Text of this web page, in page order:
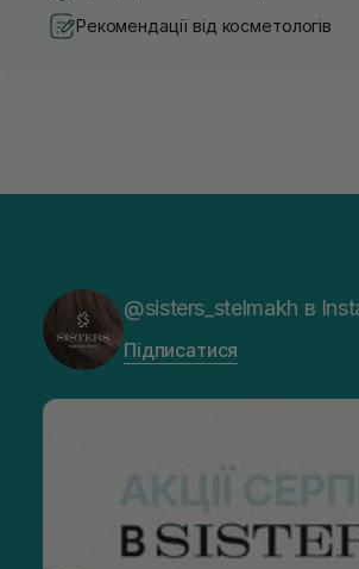
Рекомендації від косметологів
@sisters_stelmakh в
Підписатися